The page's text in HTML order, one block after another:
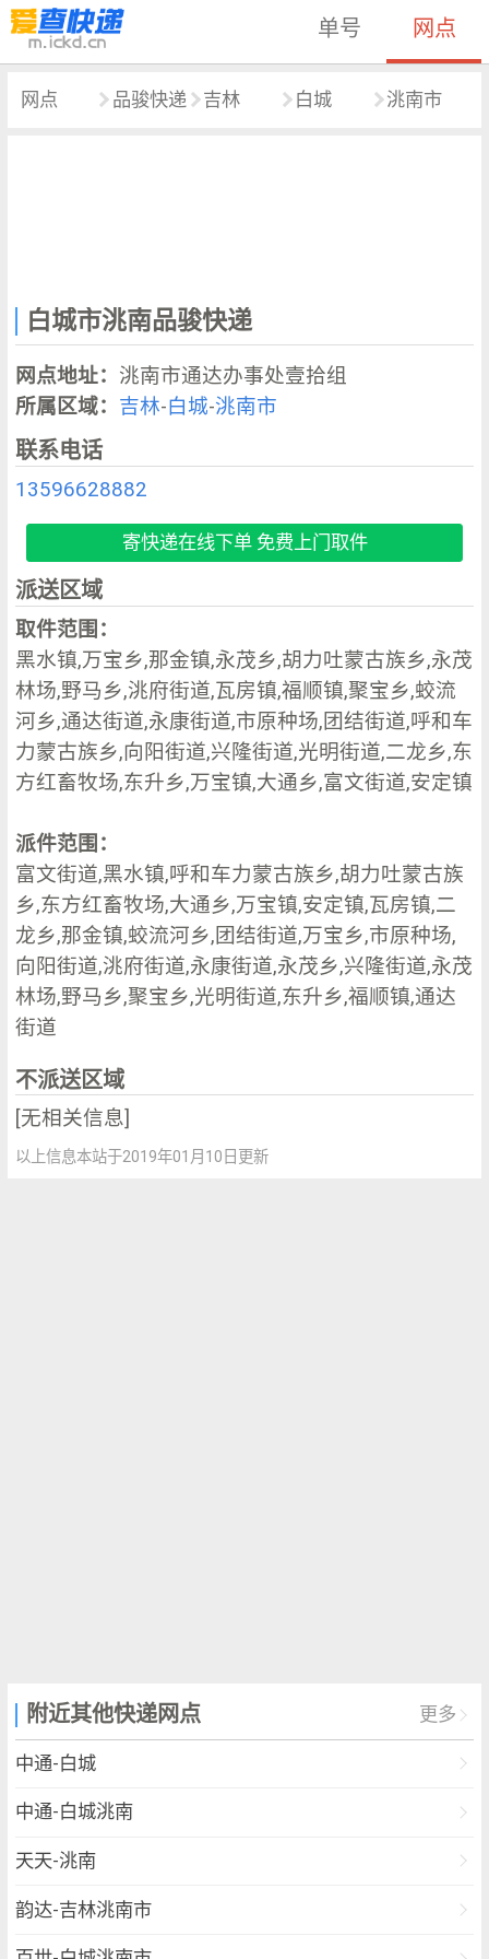
单号 网点
网点 品骏快递 吉林 白城 洮南市
白城市洮南品骏快递
网点地址： 洮南市通达办事处壹拾组
所属区域： 吉林-白城-洮南市
联系电话
13596628882
寄快递在线下单 免费上门取件
派送区域
取件范围：
黑水镇,万宝乡,那金镇,永茂乡,胡力吐蒙古族乡,永茂
林场,野马乡,洮府街道,瓦房镇,福顺镇,聚宝乡,蛟流
河乡,通达街道,永康街道,市原种场,团结街道,呼和车
力蒙古族乡,向阳街道,兴隆街道,光明街道,二龙乡,东
方红畜牧场,东升乡,万宝镇,大通乡,富文街道,安定镇
派件范围：
富文街道,黑水镇,呼和车力蒙古族乡,胡力吐蒙古族
乡,东方红畜牧场,大通乡,万宝镇,安定镇,瓦房镇,二
龙乡,那金镇,蛟流河乡,团结街道,万宝乡,市原种场,
向阳街道,洮府街道,永康街道,永茂乡,兴隆街道,永茂
林场,野马乡,聚宝乡,光明街道,东升乡,福顺镇,通达
街道
不派送区域
[无相关信息]
以上信息本站于2019年01月10日更新
附近其他快递网点 更多
中通-白城
中通-白城洮南
天天-洮南
韵达-吉林洮南市